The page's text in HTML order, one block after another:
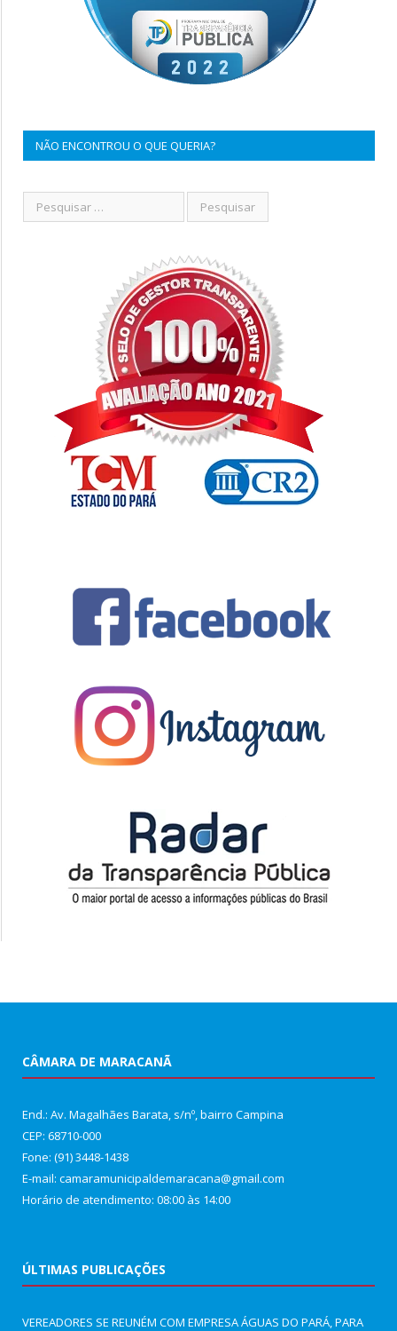
NÃO ENCONTROU O QUE QUERIA?
CÂMARA DE MARACANÃ
End.: Av. Magalhães Barata, s/nº, bairro Campina
CEP: 68710-000
Fone: (91) 3448-1438
E-mail: camaramunicipaldemaracana@gmail.com
Horário de atendimento: 08:00 às 14:00
ÚLTIMAS PUBLICAÇÕES
VEREADORES SE REUNÉM COM EMPRESA ÁGUAS DO PARÁ, PARA